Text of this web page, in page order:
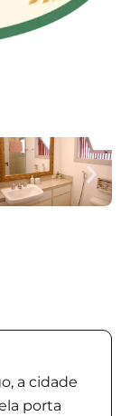
a cidade
porta